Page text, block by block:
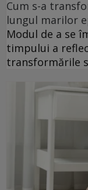
Cum s-a
lungul marilor
Modul de a se
timpului a
transformările